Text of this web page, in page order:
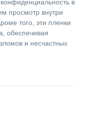
в
просмотр внутри
того, эти пленки
обеспечивая
и несчастных